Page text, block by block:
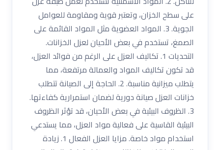
على سطح الخزان، وتعتبر قوية ومقاومة للعوامل
الجوية. 3. المواد العضوية مثل المواد القائمة على
الصمغ، تستخدم في بعض الأحيان لعزل الخزانات.
التحديات 1. تكاليف العزل على الرغم من فوائد العزل،
قد تكون تكاليف المواد والعمالة مرتفعة، مما
يتطلب ميزانية مناسبة. 2. الحاجة إلى الصيانة تتطلب
خزانات العزل صيانة دورية لضمان استمرارية كفاءتها.
3. الظروف البيئية في بعض الأحيان، قد تؤثر الظروف
البيئية القاسية على فعالية مواد العزل، مما يستدعي
استخدام مواد خاصة. مزايا العزل الفعال 1. زيادة